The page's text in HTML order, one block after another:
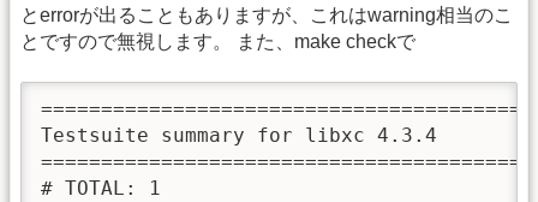
とerrorが出ることもありますが、これはwarning相当のこ
とですので無視します。 また、make checkで
Testsuite summary for libxc 4.3.4
# TOTAL: 1